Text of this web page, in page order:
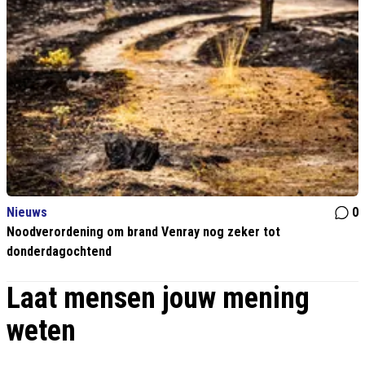
Nieuws
0
Noodverordening om brand Venray nog zeker tot
donderdagochtend
Laat mensen jouw mening
weten